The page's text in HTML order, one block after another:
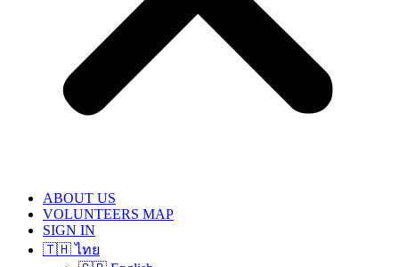
ABOUT US
VOLUNTEERS MAP
SIGN IN
🇹🇭 ไทย